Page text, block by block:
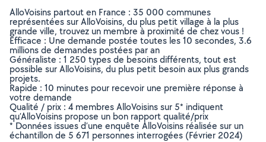
AlloVoisins partout en France : 35 000 communes
représentées sur AlloVoisins, du plus petit village à la plus
grande ville, trouvez un membre à proximité de chez vous !
Efficace : Une demande postée toutes les 10 secondes, 3.6
millions de demandes postées par an
Généraliste : 1 250 types de besoins différents, tout est
possible sur AlloVoisins, du plus petit besoin aux plus grands
projets.
Rapide : 10 minutes pour recevoir une première réponse à
votre demande
Qualité / prix : 4 membres AlloVoisins sur 5* indiquent
qu’AlloVoisins propose un bon rapport qualité/prix
* Données issues d’une enquête AlloVoisins réalisée sur un
échantillon de 5 671 personnes interrogées (Février 2024)